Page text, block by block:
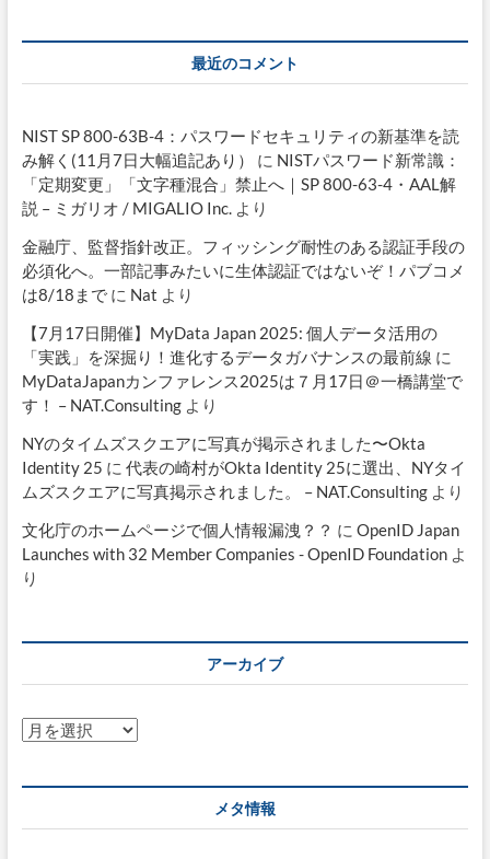
最近のコメント
NIST SP 800-63B-4：パスワードセキュリティの新基準を読
み解く(11月7日大幅追記あり）
に NISTパスワード新常識：
「定期変更」「文字種混合」禁止へ｜SP 800-63-4・AAL解
説 – ミガリオ / MIGALIO Inc.より
金融庁、監督指針改正。フィッシング耐性のある認証手段の
必須化へ。一部記事みたいに生体認証ではないぞ！パブコメ
は8/18までに Nat より
【7月17日開催】MyData Japan 2025: 個人データ活用の
「実践」を深掘り！進化するデータガバナンスの最前線 に
MyDataJapanカンファレンス2025は７月17日＠一橋講堂で
す！ – NAT.Consultingより
NYのタイムズスクエアに写真が掲示されました〜Okta
Identity 25 に 代表の崎村がOkta Identity 25に選出、NYタイ
ムズスクエアに写真掲示されました。 – NAT.Consultingより
文化庁のホームページで個人情報漏洩？？ に OpenID Japan
Launches with 32 Member Companies - OpenID Foundationよ
り
アーカイブ
ア
ブ
メタ情報